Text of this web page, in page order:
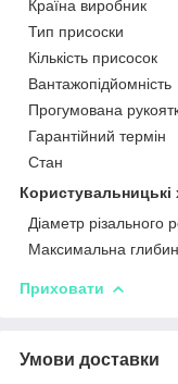
Країна виробник
Тип присоски
Кількість присосок
Вантажопідйомність
Прогумована
Гарантійний термін
Стан
Користувальницькі
Діаметр різального
Максимальна
Приховати
Умови доставки